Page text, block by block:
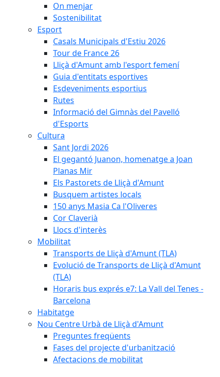
On menjar
Sostenibilitat
Esport
Casals Municipals d'Estiu 2026
Tour de France 26
Lliçà d'Amunt amb l'esport femení
Guia d'entitats esportives
Esdeveniments esportius
Rutes
Informació del Gimnàs del Pavelló
d'Esports
Cultura
Sant Jordi 2026
El gegantó Juanon, homenatge a Joan
Planas Mir
Els Pastorets de Lliçà d'Amunt
Busquem artistes locals
150 anys Masia Ca l'Oliveres
Cor Claverià
Llocs d'interès
Mobilitat
Transports de Lliçà d'Amunt (TLA)
Evolució de Transports de Lliçà d'Amunt
(TLA)
Horaris bus exprés e7: La Vall del Tenes -
Barcelona
Habitatge
Nou Centre Urbà de Lliçà d'Amunt
Preguntes freqüents
Fases del projecte d'urbanització
Afectacions de mobilitat